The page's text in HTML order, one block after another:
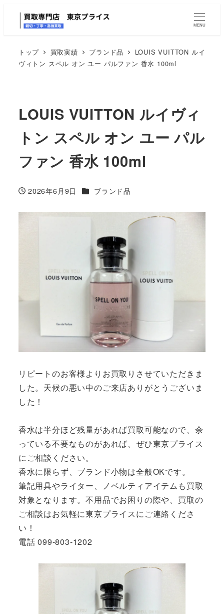
MENU
トップ 買取実績 ブランド品
LOUIS VUITTON ルイ
ヴィトン スペル オン ユー パルファン 香水 100ml
LOUIS VUITTON ルイヴィ
トン スペル オン ユー パル
ファン 香水 100ml
投稿日
2026年6月9日 カテゴリー
ブランド品
リピートのお客様よりお買取りさせていただきま
した。天候の悪い中のご来店ありがとうございま
した！
香水は半分ほど残量があれば買取可能なので、余
っている不要なものがあれば、ぜひ東京プライス
にご相談ください。
香水に限らず、ブランド小物は全般OKです。
筆記用具やライター、ノベルティアイテムも買取
対象となります。不用品でお困りの際や、買取の
ご相談はお気軽に東京プライスにご連絡くださ
い！
電話 099-803-1202